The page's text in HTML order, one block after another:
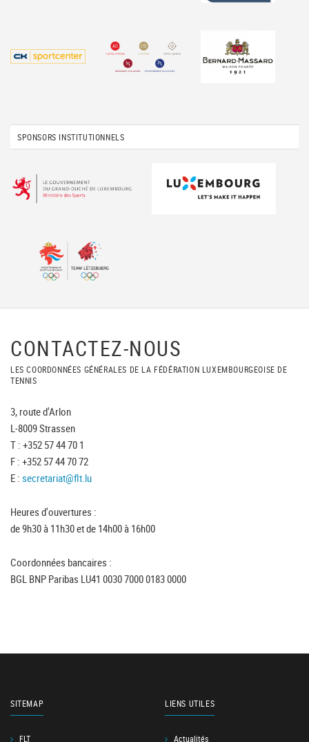
SPONSORS INSTITUTIONNELS
CONTACTEZ-NOUS
LES COORDONNÉES GÉNÉRALES DE LA FÉDÉRATION LUXEMBOURGEOISE DE
TENNIS
3, route d'Arlon
L-8009 Strassen
T : +352 57 44 70 1
F : +352 57 44 70 72
E : secretariat@flt.lu
Heures d'ouvertures :
de 9h30 à 11h30 et de 14h00 à 16h00
Coordonnées bancaires :
BGL BNP Paribas LU41 0030 7000 0183 0000
SITEMAP
FLT
LIENS UTILES
Actualités